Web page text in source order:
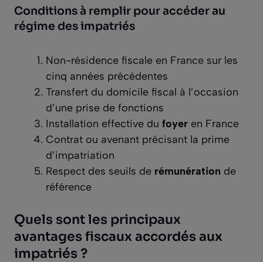
Conditions à remplir pour accéder au
régime des impatriés
Non-résidence fiscale en France sur les
cinq années précédentes
Transfert du domicile fiscal à l’occasion
d’une prise de fonctions
Installation effective du foyer en France
Contrat ou avenant précisant la prime
d’impatriation
Respect des seuils de rémunération de
référence
Quels sont les principaux
avantages fiscaux accordés aux
impatriés ?